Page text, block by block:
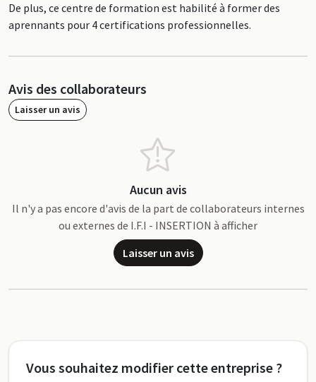
De plus, ce centre de formation est habilité à former des
aprennants pour 4 certifications professionnelles.
Avis des collaborateurs
Laisser un avis
Aucun avis
Il n'y a pas encore d'avis de la part de collaborateurs internes
ou externes de I.F.I - INSERTION à afficher
Laisser un avis
Vous souhaitez modifier cette entreprise ?